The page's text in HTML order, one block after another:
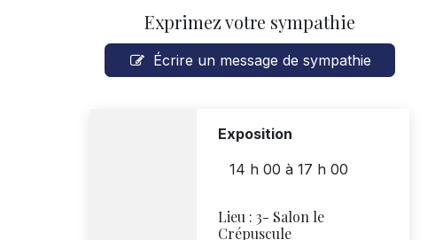
Exprimez votre sympathie
Écrire un message de sympathie
Exposition
14 h 00 à 17 h 00
Lieu : 3- Salon le
Crépuscule